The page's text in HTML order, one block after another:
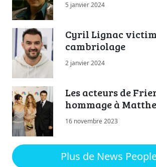
5 janvier 2024
Cyril Lignac
cambriolage
2 janvier 2024
Les acteurs de
hommage à
16 novembre 2023
Plus de News